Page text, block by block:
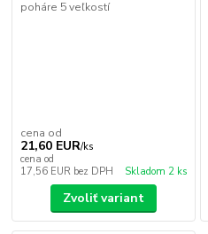
poháre 5 veľkostí
cena od
21,60 EUR/ks
cena od
17,56 EUR bez DPH Skladom 2 ks
Zvoliť variant